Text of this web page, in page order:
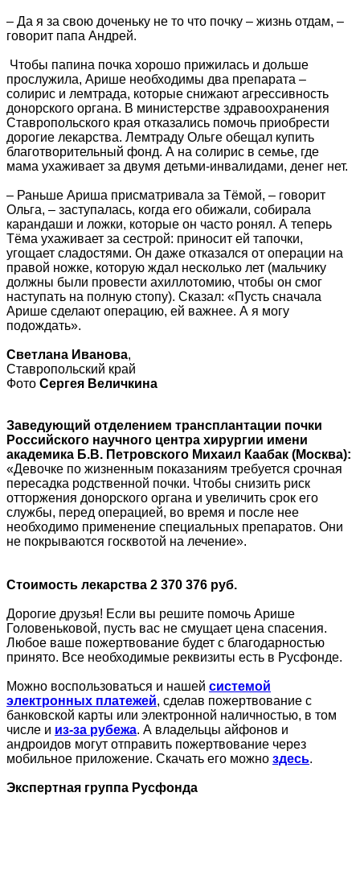
– Да я за свою доченьку не то что почку – жизнь отдам, –
говорит папа Андрей.
Чтобы папина почка хорошо прижилась и дольше
прослужила, Арише необходимы два препарата –
солирис и лемтрада, которые снижают агрессивность
донорского органа. В министерстве здравоохранения
Ставропольского края отказались помочь приобрести
дорогие лекарства. Лемтраду Ольге обещал купить
благотворительный фонд. А на солирис в семье, где
мама ухаживает за двумя детьми-инвалидами, денег нет.
– Раньше Ариша присматривала за Тёмой, – говорит
Ольга, – заступалась, когда его обижали, собирала
карандаши и ложки, которые он часто ронял. А теперь
Тёма ухаживает за сестрой: приносит ей тапочки,
угощает сладостями. Он даже отказался от операции на
правой ножке, которую ждал несколько лет (мальчику
должны были провести ахиллотомию, чтобы он смог
наступать на полную стопу). Сказал: «Пусть сначала
Арише сделают операцию, ей важнее. А я могу
подождать».
Светлана Иванова,
Ставропольский край
Фото Сергея Величкина
Заведующий отделением трансплантации почки
Российского научного центра хирургии имени
академика Б.В. Петровского Михаил Каабак (Москва):
«Девочке по жизненным показаниям требуется срочная
пересадка родственной почки. Чтобы снизить риск
отторжения донорского органа и увеличить срок его
службы, перед операцией, во время и после нее
необходимо применение специальных препаратов. Они
не покрываются госквотой на лечение».
Стоимость лекарства 2 370 376 руб.
Дорогие друзья! Если вы решите помочь Арише
Головеньковой, пусть вас не смущает цена спасения.
Любое ваше пожертвование будет с благодарностью
принято. Все необходимые реквизиты есть в Русфонде.
Можно воспользоваться и нашей системой
электронных платежей, сделав пожертвование с
банковской карты или электронной наличностью, в том
числе и из-за рубежа. А владельцы айфонов и
андроидов могут отправить пожертвование через
мобильное приложение. Скачать его можно здесь.
Экспертная группа Русфонда